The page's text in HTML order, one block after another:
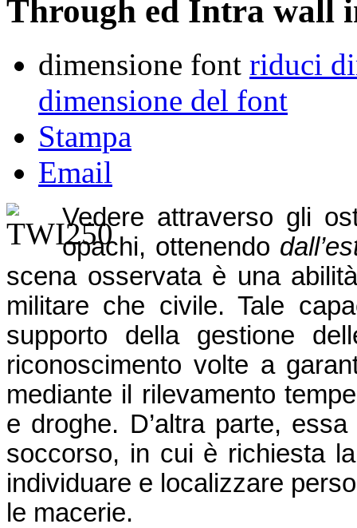
Through ed Intra wall
dimensione font riduci
dimensione del font
Stampa
Email
Vedere attraverso gli
opachi, ottenendo
scena osservata è una
militare che civile. Tale
supporto della gestione
riconoscimento volte a
mediante il rilevamento
e droghe. D’altra parte,
soccorso, in cui è richiesta
individuare e localizzare
le macerie.